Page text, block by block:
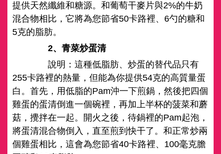
提供天然纖維和糖源。和葡萄干麥片與2%的牛奶
混合物相比，它將為您節省50卡路裡、6勺的糖和
5克的脂肪。
2、青菜炒蛋清
說明：這種低脂肪、炒蛋的替代品只有
255卡路裡的熱量，但能為你提供54克的高質量蛋
白。首先，用低脂的Pam沖一下煎鍋，然後把四個
雞蛋的蛋清倒進一個碗裡，再加上半杯的菠菜和蘑
菇，攪拌在一起。開火之後，待鍋裡的Pam起泡，
將蛋清混合物倒入，直至煎到快干了。和正常炒兩
個雞蛋相比，這會為您節省40卡路裡、100毫克膽